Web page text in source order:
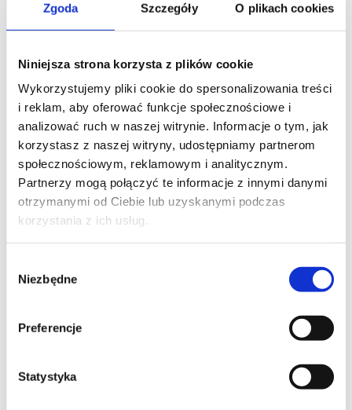
Zgoda Szczegóły O plikach cookies
Niniejsza strona korzysta z plików cookie
Wykorzystujemy pliki cookie do spersonalizowania treści
i reklam, aby oferować funkcje społecznościowe i
analizować ruch w naszej witrynie. Informacje o tym, jak
korzystasz z naszej witryny, udostępniamy partnerom
społecznościowym, reklamowym i analitycznym.
Partnerzy mogą połączyć te informacje z innymi danymi
otrzymanymi od Ciebie lub uzyskanymi podczas
korzystania z ich usług.
zgody
Niezbędne
Preferencje
Statystyka
Szpilka
Profil tiktok Czerwona Szpilka
Profil youtube Czerwona
Szpilka
Kontakt
kontakt@czerwonaszpilka.pl